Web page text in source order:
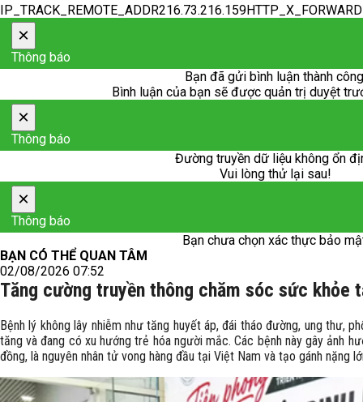
×
Thông báo
Bạn đã gửi bình luận thành
Bình luận của bạn sẽ được quản trị duyệt
×
Thông báo
Đường truyền dữ liệu không ổn
Vui lòng thử lại sau!
×
Thông báo
Bạn chưa chọn xác thực bảo
BẠN CÓ THỂ QUAN TÂM
02/08/2026 07:52
Tăng cường truyền thông chăm sóc sức khỏe
Bệnh lý không lây nhiễm như tăng huyết áp, đái tháo đường, ung thư,
tăng và đang có xu hướng trẻ hóa người mắc. Các bệnh này gây ảnh
đồng, là nguyên nhân tử vong hàng đầu tại Việt Nam và tạo gánh nặng